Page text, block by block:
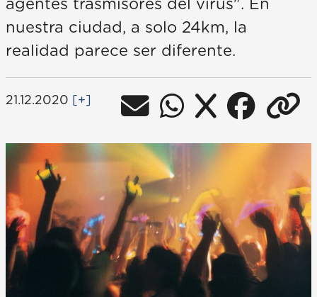
agentes trasmisores del virus". En
nuestra ciudad, a solo 24km, la
realidad parece ser diferente.
21.12.2020 [+]